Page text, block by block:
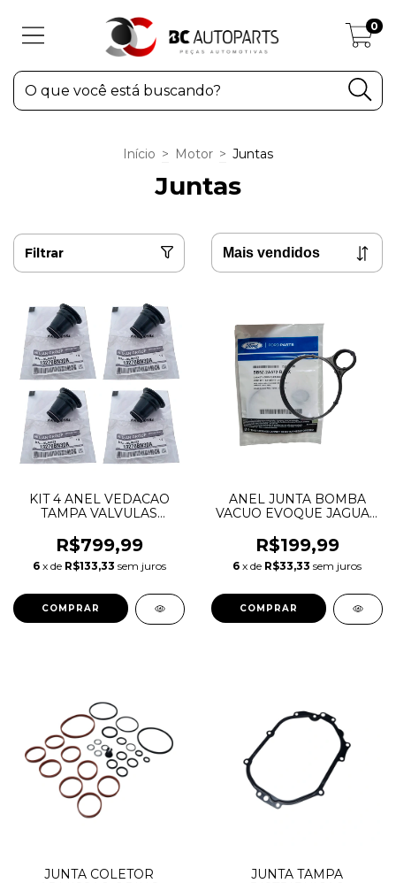
0
Início > Motor > Juntas
Juntas
Filtrar
KIT 4 ANEL VEDACAO
TAMPA VALVULAS
16V 13276BN300
13276BN30A
R$799,99
6 x de R$133,33 sem juros
ANEL JUNTA BOMBA
VACUO EVOQUE JAGUAR
LR039593 C2D40544
31375695 982400
BB5Z2A572B
R$199,99
6 x de R$33,33 sem juros
JUNTA COLETOR
JUNTA TAMPA